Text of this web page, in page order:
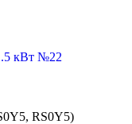
кВт №22
RS0Y5)